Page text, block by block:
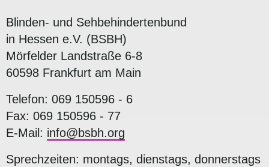
Blinden- und Sehbehindertenbund
in Hessen e.V. (BSBH)
Mörfelder Landstraße 6-8
60598 Frankfurt am Main
Telefon: 069 150596 - 6
Fax: 069 150596 - 77
E-Mail: info@bsbh.org
Sprechzeiten: montags, dienstags, donnerstags